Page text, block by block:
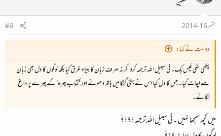
محفلین
ستمبر 16، 2014
#6
دوست نے کہا:
پُکھی ننگی فیس بُک۔ فی سبیل اللہ ترجمہ کروا کر نہ صرف زبان کا بیڑہ غرق کیا بلکہ لوگوں کا دل بھی زبان
سے اچاٹ کیا۔ جس کا دل کیا اس نےبہتی گنگا میں ہاتھ دھوئے اور 'کتاب چہرہ' کے چہرے پر داغ
لگائے۔
میں کچھ سمجھا نہیں ۔ فی سبیل اللہ ترجمہ ؟؟؟؟ْ